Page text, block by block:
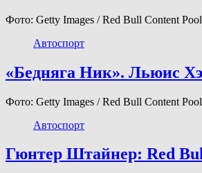
Фото: Getty Images / Red Bull Content
Автоспорт
«Бедняга Ник». Льюис
Фото: Getty Images / Red Bull Content
Автоспорт
Гюнтер Штайнер: Red